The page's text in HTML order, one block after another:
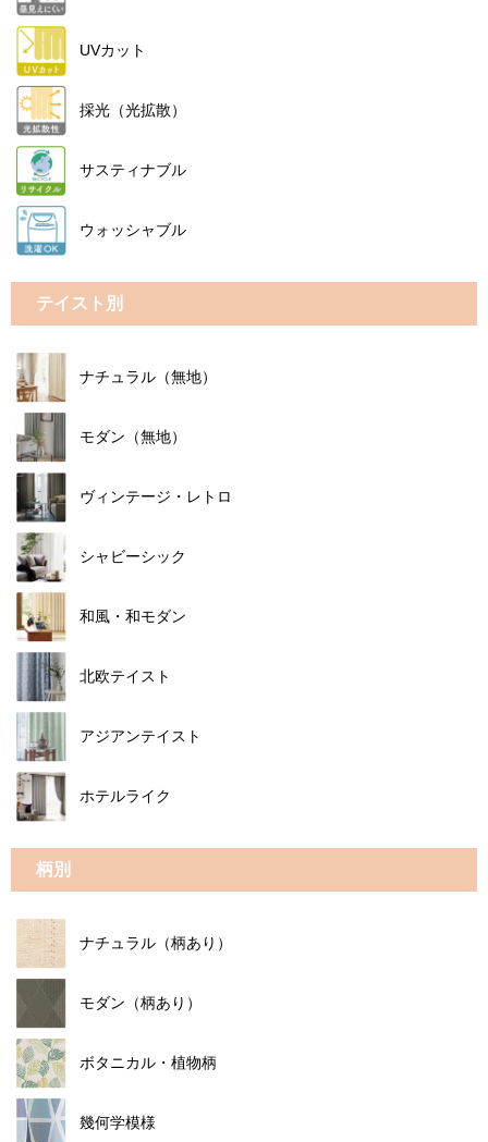
UVカット
採光（光拡散）
サスティナブル
ウォッシャブル
テイスト別
ナチュラル（無地）
モダン（無地）
ヴィンテージ・レトロ
シャビーシック
和風・和モダン
北欧テイスト
アジアンテイスト
ホテルライク
柄別
ナチュラル（柄あり）
モダン（柄あり）
ボタニカル・植物柄
幾何学模様